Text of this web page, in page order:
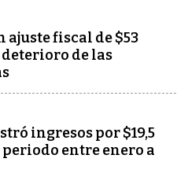
fiscal de $53
de las
ingresos por $19,5
entre enero a